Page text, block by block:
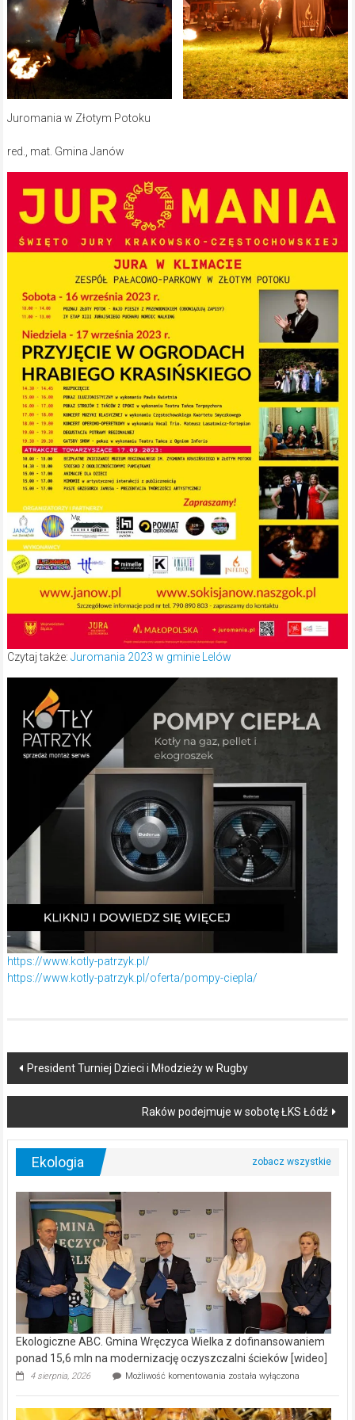
Juromania w Złotym Potoku
red., mat. Gmina Janów
Czytaj także: Juromania 2023 w gminie Lelów
https://www.kotly-patrzyk.pl/
https://www.kotly-patrzyk.pl/oferta/pompy-ciepla/
Post
navigation
President Turniej Dzieci i Młodzieży w Rugby
Raków podejmuje w sobotę ŁKS Łódź
Ekologia
Ekologiczne ABC. Gmina Wręczyca Wielka z dofinansowaniem
ponad 15,6 mln na modernizację oczyszczalni ścieków [wideo]
4 sierpnia, 2026 Możliwość komentowania Ekologiczne
Wręczyca
została wyłączona